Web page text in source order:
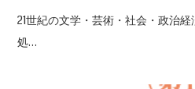
21世紀の文学・芸術・社会・政治
処…